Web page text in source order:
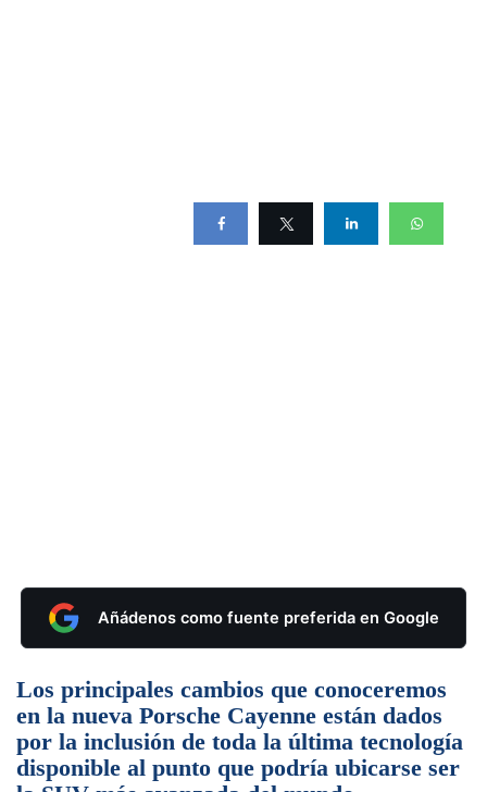
Añádenos como fuente preferida en Google
Los principales cambios que conoceremos
en la nueva Porsche Cayenne están dados
por la inclusión de toda la última tecnología
disponible al punto que podría ubicarse ser